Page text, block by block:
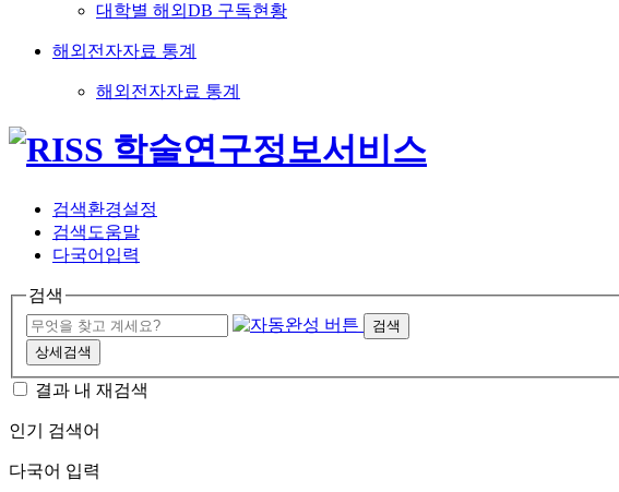
대학별 해외DB 구독현황
해외전자자료 통계
해외전자자료 통계
검색환경설정
검색도움말
다국어입력
검색
검색
상세검색
결과 내 재검색
인기 검색어
다국어 입력